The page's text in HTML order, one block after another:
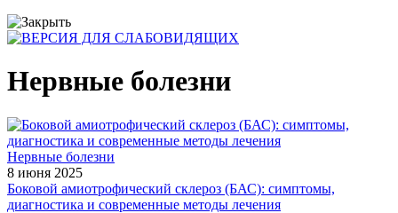
Нервные болезни
Нервные болезни
8 июня 2025
Боковой амиотрофический склероз (БАС): симптомы,
диагностика и современные методы лечения